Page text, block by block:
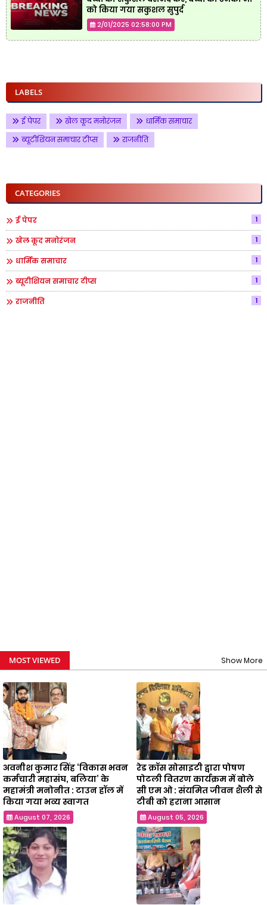
को किया गया सकुशल सुपुर्द
2/01/2025 02:58:00 PM
LABELS
ई पेपर खेल कूद मनोरंजन
धार्मिक समाचार
ब्यूटीशियन समाचार टीप्स
राजनीति
CATEGORIES
ई पेपर 1
खेल कूद मनोरंजन 1
धार्मिक समाचार 1
ब्यूटीशियन समाचार टीप्स 1
राजनीति 1
MOST VIEWED Show More
अवनीश कुमार सिंह ‘विकास भवन
कर्मचारी महासंघ, बलिया’ के
महामंत्री मनोनीत : टाउन हॉल में
किया गया भव्य स्वागत
August 07, 2026
रेड क्रॉस सोसाइटी द्वारा पोषण
पोटली वितरण कार्यक्रम में बोले
सी एम ओ : संयमित जीवन शैली से
टीबी को हराना आसान
August 05, 2026